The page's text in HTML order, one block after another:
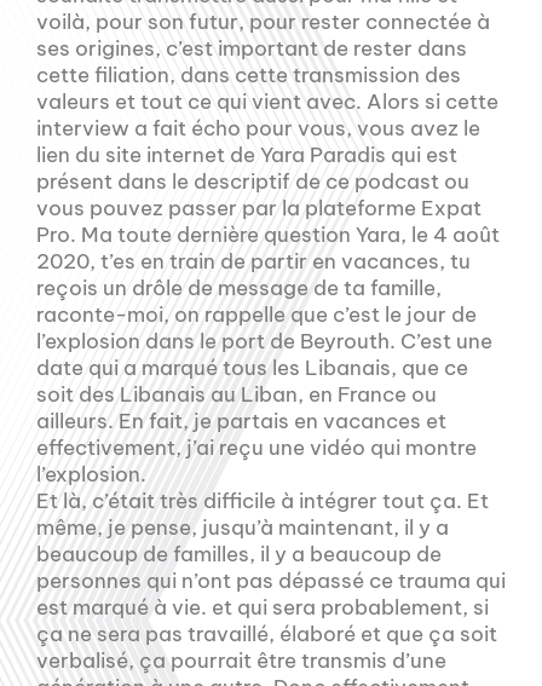
voilà, pour son futur, pour rester connectée à
ses origines, c’est important de rester dans
cette filiation, dans cette transmission des
valeurs et tout ce qui vient avec. Alors si cette
interview a fait écho pour vous, vous avez le
lien du site internet de Yara Paradis qui est
présent dans le descriptif de ce podcast ou
vous pouvez passer par la plateforme Expat
Pro. Ma toute dernière question Yara, le 4 août
2020, t’es en train de partir en vacances, tu
reçois un drôle de message de ta famille,
raconte-moi, on rappelle que c’est le jour de
l’explosion dans le port de Beyrouth. C’est une
date qui a marqué tous les Libanais, que ce
soit des Libanais au Liban, en France ou
ailleurs. En fait, je partais en vacances et
effectivement, j’ai reçu une vidéo qui montre
l’explosion.
Et là, c’était très difficile à intégrer tout ça. Et
même, je pense, jusqu’à maintenant, il y a
beaucoup de familles, il y a beaucoup de
personnes qui n’ont pas dépassé ce trauma qui
est marqué à vie. et qui sera probablement, si
ça ne sera pas travaillé, élaboré et que ça soit
verbalisé, ça pourrait être transmis d’une